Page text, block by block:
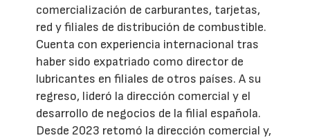
comercialización de carburantes, tarjetas,
red y filiales de distribución de combustible.
Cuenta con experiencia internacional tras
haber sido expatriado como director de
lubricantes en filiales de otros países. A su
regreso, lideró la dirección comercial y el
desarrollo de negocios de la filial española.
Desde 2023 retomó la dirección comercial y,